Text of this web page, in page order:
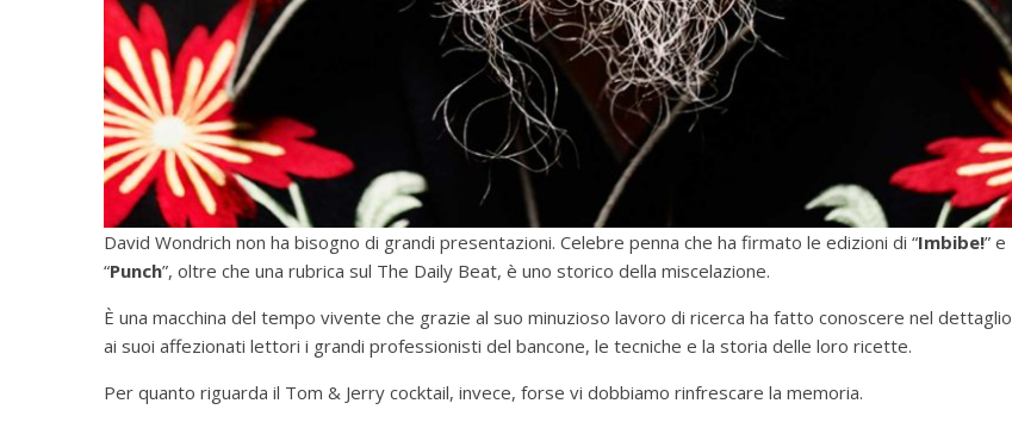
David Wondrich non ha bisogno di grandi presentazioni. Celebre penna che ha firmato le edizioni di “Imbibe!” e
“Punch”, oltre che una rubrica sul The Daily Beat, è uno storico della miscelazione.
È una macchina del tempo vivente che grazie al suo minuzioso lavoro di ricerca ha fatto conoscere nel dettaglio
ai suoi affezionati lettori i grandi professionisti del bancone, le tecniche e la storia delle loro ricette.
Per quanto riguarda il Tom & Jerry cocktail, invece, forse vi dobbiamo rinfrescare la memoria.